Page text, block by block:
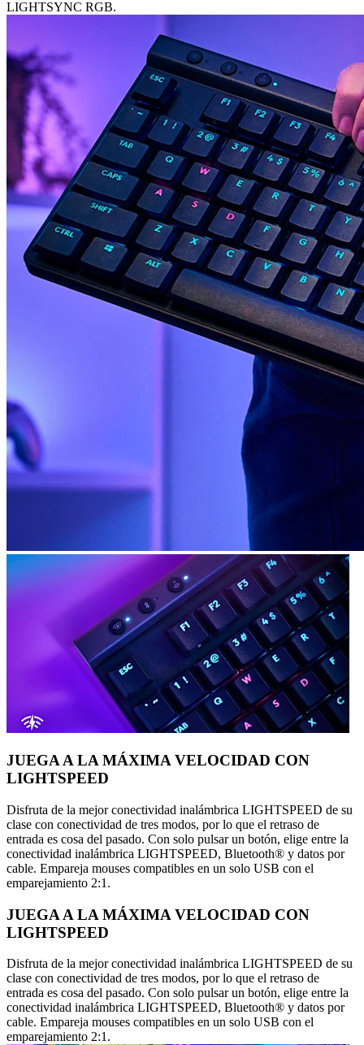
LIGHTSYNC RGB.
JUEGA A LA MÁXIMA VELOCIDAD CON
LIGHTSPEED
Disfruta de la mejor conectividad inalámbrica LIGHTSPEED de su
clase con conectividad de tres modos, por lo que el retraso de
entrada es cosa del pasado. Con solo pulsar un botón, elige entre la
conectividad inalámbrica LIGHTSPEED, Bluetooth® y datos por
cable. Empareja mouses compatibles en un solo USB con el
emparejamiento 2:1.
JUEGA A LA MÁXIMA VELOCIDAD CON
LIGHTSPEED
Disfruta de la mejor conectividad inalámbrica LIGHTSPEED de su
clase con conectividad de tres modos, por lo que el retraso de
entrada es cosa del pasado. Con solo pulsar un botón, elige entre la
conectividad inalámbrica LIGHTSPEED, Bluetooth® y datos por
cable. Empareja mouses compatibles en un solo USB con el
emparejamiento 2:1.